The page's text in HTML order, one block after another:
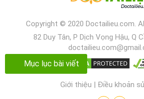
Mục lục bài viết
Copyright © 2020 Doctailieu.com.
82 Duy Tân, P Dịch Vọng Hậu, Q
Giới thiệu | Điều khoản